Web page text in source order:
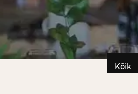
Kõik